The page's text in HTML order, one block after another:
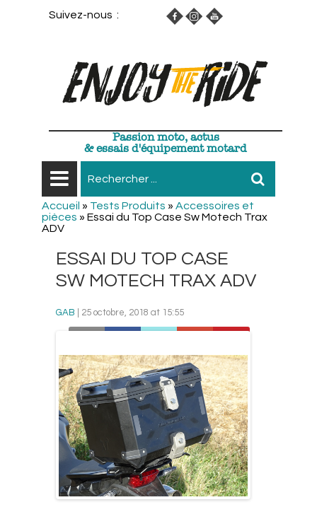
Suivez-nous :
Passion moto, actus
& essais d'équipement motard
Accueil » Tests Produits » Accessoires et
pièces » Essai du Top Case Sw Motech Trax
ADV
ESSAI DU TOP CASE
SW MOTECH TRAX ADV
GAB | 25 octobre, 2018 at 15:55